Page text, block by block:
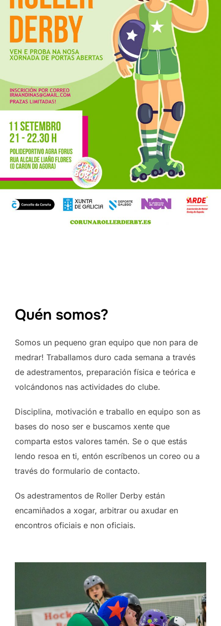
Quén somos?
Somos un pequeno gran equipo que non para de
medrar! Traballamos duro cada semana a través
de adestramentos, preparación física e teórica e
volcándonos nas actividades do clube.
Disciplina, motivación e traballo en equipo son as
bases do noso ser e buscamos xente que
comparta estos valores tamén. Se o que estás
lendo resoa en ti, entón escríbenos un coreo ou a
través do formulario de contacto.
Os adestramentos de Roller Derby están
encamiñados a xogar, arbitrar ou axudar en
encontros oficiais e non oficiais.